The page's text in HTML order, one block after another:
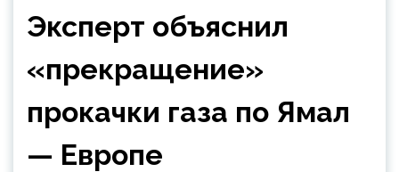
Эксперт объяснил
«прекращение»
прокачки газа по Ямал
— Европе